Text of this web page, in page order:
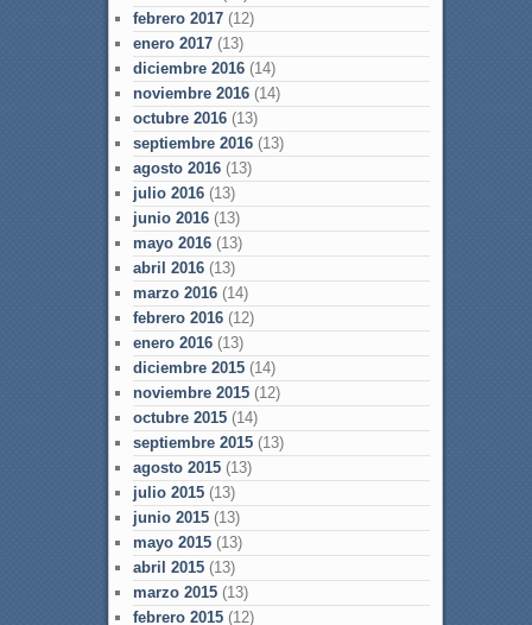
febrero 2017(12)
enero 2017(13)
diciembre 2016(14)
noviembre 2016(14)
octubre 2016(13)
septiembre 2016(13)
agosto 2016(13)
julio 2016(13)
junio 2016(13)
mayo 2016(13)
abril 2016(13)
marzo 2016(14)
febrero 2016(12)
enero 2016(13)
diciembre 2015(14)
noviembre 2015(12)
octubre 2015(14)
septiembre 2015(13)
agosto 2015(13)
julio 2015(13)
junio 2015(13)
mayo 2015(13)
abril 2015(13)
marzo 2015(13)
febrero 2015(12)